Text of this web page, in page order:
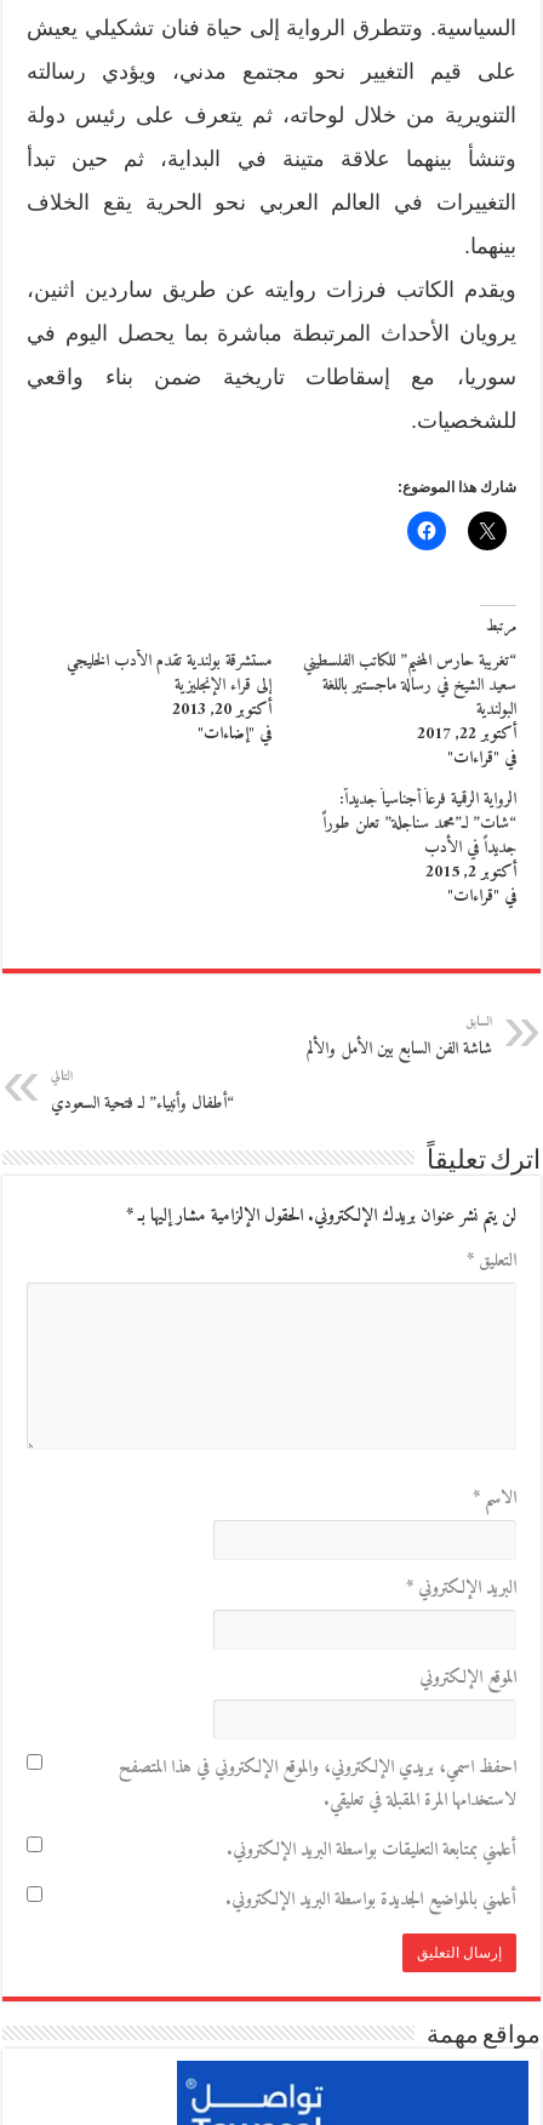
السياسية. وتتطرق الرواية إلى حياة فنان تشكيلي يعيش
على قيم التغيير نحو مجتمع مدني، ويؤدي رسالته
التنويرية من خلال لوحاته، ثم يتعرف على رئيس دولة
وتنشأ بينهما علاقة متينة في البداية، ثم حين تبدأ
التغييرات في العالم العربي نحو الحرية يقع الخلاف
بينهما.
ويقدم الكاتب فرزات روايته عن طريق ساردين اثنين،
يرويان الأحداث المرتبطة مباشرة بما يحصل اليوم في
سوريا، مع إسقاطات تاريخية ضمن بناء واقعي
للشخصيات.
شارك هذا الموضوع:
مرتبط
“تغريبة حارس المخيم” للكاتب الفلسطيني
سعيد الشيخ في رسالة ماجستير باللغة
البولندية
أكتوبر 22, 2017
في "قراءات"
مستشرقة بولندية تقدم الأدب الخليجي
إلى قراء الإنجليزية
أكتوبر 20, 2013
في "إضاءات"
الرواية الرقمية فرعاً أجناسياً جديداً:
“شات” لـ”محمد سناجلة” تعلن طوراً
جديداً في الأدب
أكتوبر 2, 2015
في "قراءات"
السابق
شاشة الفن السابع بين الأمل والألم
التالي
“أطفال وأنبياء” لـ فتحية السعودي
اترك تعليقاً
لن يتم نشر عنوان بريدك الإلكتروني.الحقول الإلزامية مشار إليها بـ*
التعليق*
الاسم*
البريد الإلكتروني*
الموقع الإلكتروني
احفظ اسمي، بريدي الإلكتروني، والموقع الإلكتروني في هذا المتصفح
لاستخدامها المرة المقبلة في تعليقي.
أعلمني بمتابعة التعليقات بواسطة البريد الإلكتروني.
أعلمني بالمواضيع الجديدة بواسطة البريد الإلكتروني.
مواقع مهمة